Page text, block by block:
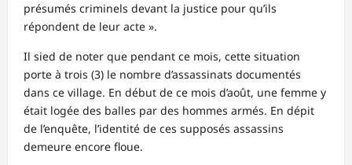
présumés criminels devant la justice pour qu’ils
répondent de leur acte ».
Il sied de noter que pendant ce mois, cette situation
porte à trois (3) le nombre d’assassinats documentés
dans ce village. En début de ce mois d’août, une femme y
était logée des balles par des hommes armés. En dépit
de l’enquête, l’identité de ces supposés assassins
demeure encore floue.